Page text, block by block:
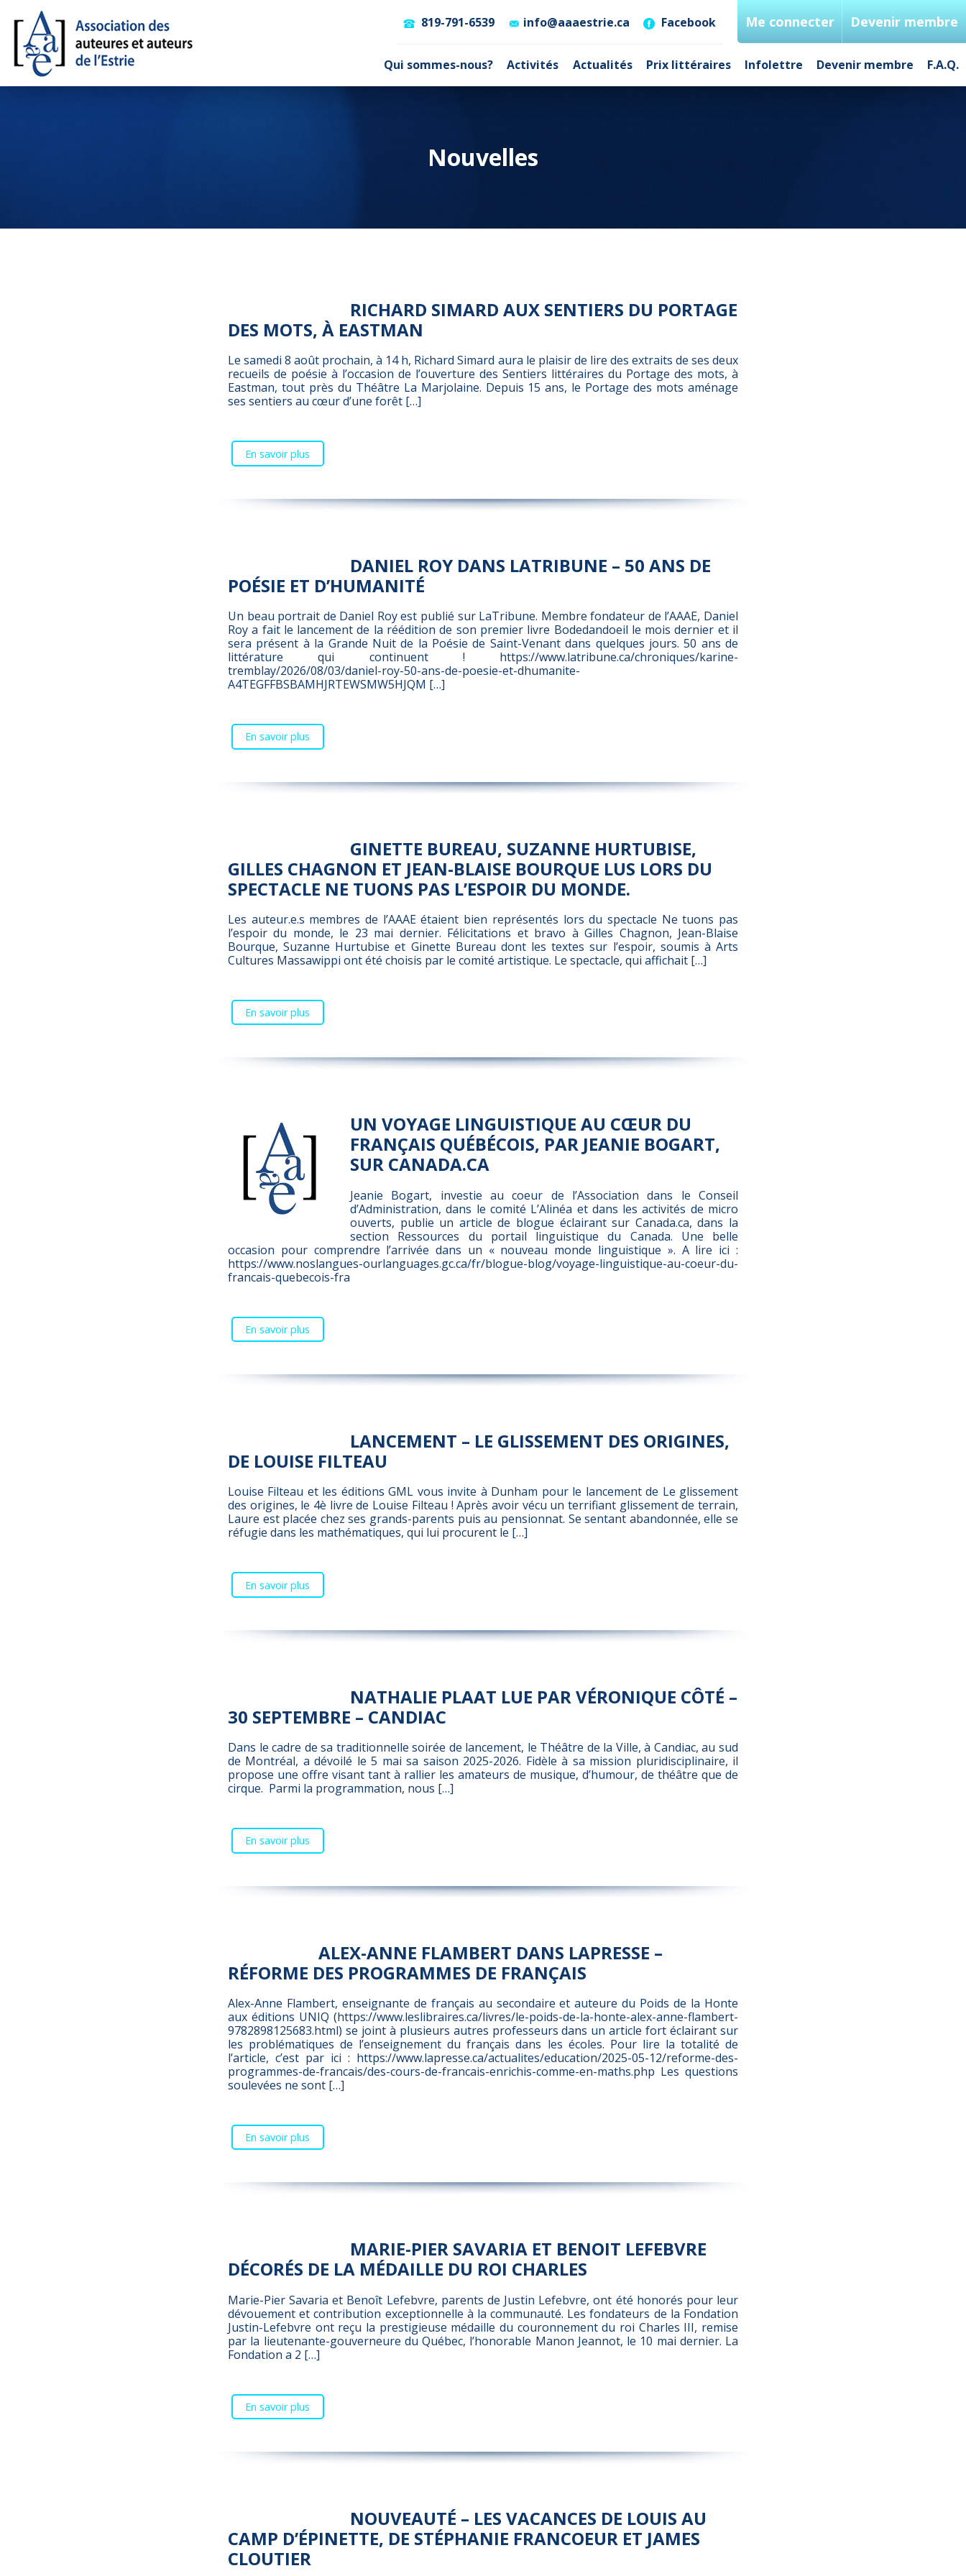
Qui sommes-nous? Activités Actualités Prix littéraires Infolettre Devenir membre F.A.Q.
819-791-6539 info@aaaestrie.ca Facebook Me connecter Devenir membre
Nouvelles
RICHARD SIMARD AUX SENTIERS DU PORTAGE
DES MOTS, À EASTMAN
Le samedi 8 août prochain, à 14 h, Richard Simard aura le plaisir de lire des extraits de ses deux
recueils de poésie à l’occasion de l’ouverture des Sentiers littéraires du Portage des mots, à
Eastman, tout près du Théâtre La Marjolaine. Depuis 15 ans, le Portage des mots aménage
ses sentiers au cœur d’une forêt […]
En savoir plus
DANIEL ROY DANS LATRIBUNE – 50 ANS DE
POÉSIE ET D’HUMANITÉ
Un beau portrait de Daniel Roy est publié sur LaTribune. Membre fondateur de l’AAAE, Daniel
Roy a fait le lancement de la réédition de son premier livre Bodedandoeil le mois dernier et il
sera présent à la Grande Nuit de la Poésie de Saint-Venant dans quelques jours. 50 ans de
littérature qui continuent ! https://www.latribune.ca/chroniques/karine-
tremblay/2026/08/03/daniel-roy-50-ans-de-poesie-et-dhumanite-
A4TEGFFBSBAMHJRTEWSMW5HJQM […]
En savoir plus
GINETTE BUREAU, SUZANNE HURTUBISE,
GILLES CHAGNON ET JEAN-BLAISE BOURQUE LUS LORS DU
SPECTACLE NE TUONS PAS L’ESPOIR DU MONDE.
Les auteur.e.s membres de l’AAAE étaient bien représentés lors du spectacle Ne tuons pas
l’espoir du monde, le 23 mai dernier. Félicitations et bravo à Gilles Chagnon, Jean-Blaise
Bourque, Suzanne Hurtubise et Ginette Bureau dont les textes sur l’espoir, soumis à Arts
Cultures Massawippi ont été choisis par le comité artistique. Le spectacle, qui affichait […]
En savoir plus
UN VOYAGE LINGUISTIQUE AU CŒUR DU
FRANÇAIS QUÉBÉCOIS, PAR JEANIE BOGART,
SUR CANADA.CA
Jeanie Bogart, investie au coeur de l’Association dans le Conseil
d’Administration, dans le comité L’Alinéa et dans les activités de micro
ouverts, publie un article de blogue éclairant sur Canada.ca, dans la
section Ressources du portail linguistique du Canada. Une belle
occasion pour comprendre l’arrivée dans un « nouveau monde linguistique ». A lire ici :
https://www.noslangues-ourlanguages.gc.ca/fr/blogue-blog/voyage-linguistique-au-coeur-du-
francais-quebecois-fra
En savoir plus
LANCEMENT – LE GLISSEMENT DES ORIGINES,
DE LOUISE FILTEAU
Louise Filteau et les éditions GML vous invite à Dunham pour le lancement de Le glissement
des origines, le 4è livre de Louise Filteau ! Après avoir vécu un terrifiant glissement de terrain,
Laure est placée chez ses grands-parents puis au pensionnat. Se sentant abandonnée, elle se
réfugie dans les mathématiques, qui lui procurent le […]
En savoir plus
NATHALIE PLAAT LUE PAR VÉRONIQUE CÔTÉ –
30 SEPTEMBRE – CANDIAC
Dans le cadre de sa traditionnelle soirée de lancement, le Théâtre de la Ville, à Candiac, au sud
de Montréal, a dévoilé le 5 mai sa saison 2025-2026. Fidèle à sa mission pluridisciplinaire, il
propose une offre visant tant à rallier les amateurs de musique, d’humour, de théâtre que de
cirque. Parmi la programmation, nous […]
En savoir plus
ALEX-ANNE FLAMBERT DANS LAPRESSE –
RÉFORME DES PROGRAMMES DE FRANÇAIS
Alex-Anne Flambert, enseignante de français au secondaire et auteure du Poids de la Honte
aux éditions UNIQ (https://www.leslibraires.ca/livres/le-poids-de-la-honte-alex-anne-flambert-
9782898125683.html) se joint à plusieurs autres professeurs dans un article fort éclairant sur
les problématiques de l’enseignement du français dans les écoles. Pour lire la totalité de
l’article, c’est par ici : https://www.lapresse.ca/actualites/education/2025-05-12/reforme-des-
programmes-de-francais/des-cours-de-francais-enrichis-comme-en-maths.php Les questions
soulevées ne sont […]
En savoir plus
MARIE-PIER SAVARIA ET BENOIT LEFEBVRE
DÉCORÉS DE LA MÉDAILLE DU ROI CHARLES
Marie-Pier Savaria et Benoît Lefebvre, parents de Justin Lefebvre, ont été honorés pour leur
dévouement et contribution exceptionnelle à la communauté. Les fondateurs de la Fondation
Justin-Lefebvre ont reçu la prestigieuse médaille du couronnement du roi Charles III, remise
par la lieutenante-gouverneure du Québec, l’honorable Manon Jeannot, le 10 mai dernier. La
Fondation a 2 […]
En savoir plus
NOUVEAUTÉ – LES VACANCES DE LOUIS AU
CAMP D’ÉPINETTE, DE STÉPHANIE FRANCOEUR ET JAMES
CLOUTIER